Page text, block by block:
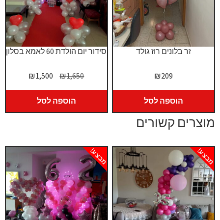
סידור יום הולדת 60 לאמא בסלון
₪1,650
המחיר
המקורי
היה:
₪1,650.
₪1,500
המחיר
הנוכחי
₪1,500.
הוספה לסל
זר בלונים רוז גולד
₪209
הוספה לסל
מוצרים קשורים
מבצע! מבצע!